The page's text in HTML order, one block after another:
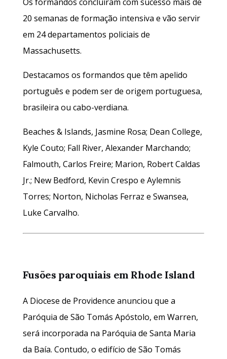
20 semanas de formação intensiva e vão servir
em 24 departamentos policiais de
Massachusetts.
Destacamos os formandos que têm apelido
português e podem ser de origem portuguesa,
brasileira ou cabo-verdiana.
Beaches & Islands, Jasmine Rosa; Dean College,
Kyle Couto; Fall River, Alexander Marchando;
Falmouth, Carlos Freire; Marion, Robert Caldas
Jr.; New Bedford, Kevin Crespo e Aylemnis
Torres; Norton, Nicholas Ferraz e Swansea,
Luke Carvalho.
Fusões paroquiais em Rhode Island
A Diocese de Providence anunciou que a
Paróquia de São Tomás Apóstolo, em Warren,
será incorporada na Paróquia de Santa Maria
da Baía. Contudo, o edifício de São Tomás